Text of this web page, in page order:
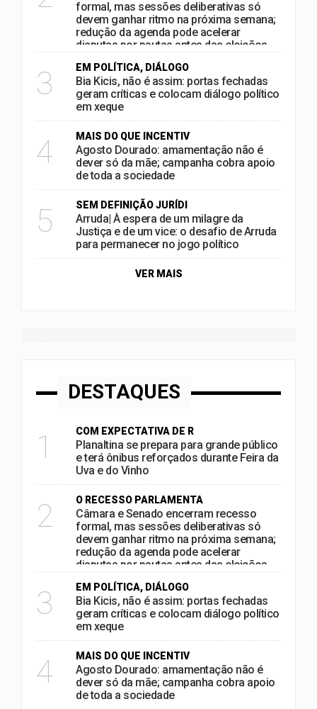
formal, mas sessões deliberativas só
devem ganhar ritmo na próxima semana;
redução da agenda pode acelerar
disputas por pautas antes das eleições
3 EM POLÍTICA, DIÁLOGO
Bia Kicis, não é assim: portas fechadas
geram críticas e colocam diálogo político
em xeque
4 MAIS DO QUE INCENTIV
Agosto Dourado: amamentação não é
dever só da mãe; campanha cobra apoio
de toda a sociedade
5 SEM DEFINIÇÃO JURÍDI
Arruda| À espera de um milagre da
Justiça e de um vice: o desafio de Arruda
para permanecer no jogo político
VER MAIS
DESTAQUES
1 COM EXPECTATIVA DE R
Planaltina se prepara para grande público
e terá ônibus reforçados durante Feira da
Uva e do Vinho
2 O RECESSO PARLAMENTA
Câmara e Senado encerram recesso
formal, mas sessões deliberativas só
devem ganhar ritmo na próxima semana;
redução da agenda pode acelerar
disputas por pautas antes das eleições
3 EM POLÍTICA, DIÁLOGO
Bia Kicis, não é assim: portas fechadas
geram críticas e colocam diálogo político
em xeque
4 MAIS DO QUE INCENTIV
Agosto Dourado: amamentação não é
dever só da mãe; campanha cobra apoio
de toda a sociedade